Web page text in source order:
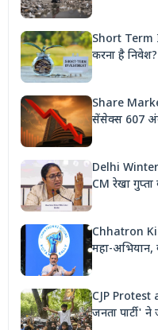
Short Term
करना है
Share
सेंसेक्स 607
Delhi
CM रेखा
Chhatron Ki
महा-अभियान,
CJP
जनता पार्टी'